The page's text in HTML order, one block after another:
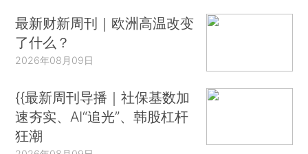
最新财新周刊｜欧洲高温改变
了什么？
2026年08月09日
{{最新周刊导播｜社保基数加
速夯实、AI“追光”、韩股杠杆
狂潮